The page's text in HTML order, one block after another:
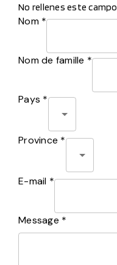
No rellenes este campo
Nom *
Nom de famille *
Pays *
Province *
E-mail *
Message *